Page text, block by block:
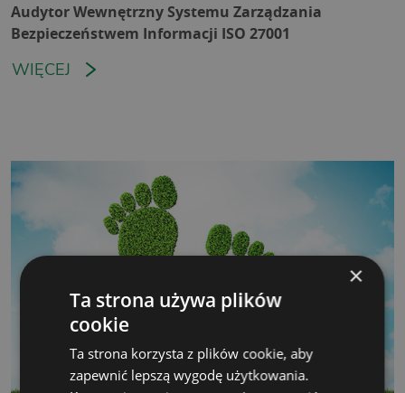
Audytor Wewnętrzny Systemu Zarządzania
Bezpieczeństwem Informacji ISO 27001
WIĘCEJ
×
Ta strona używa plików
cookie
Ta strona korzysta z plików cookie, aby
zapewnić lepszą wygodę użytkowania.